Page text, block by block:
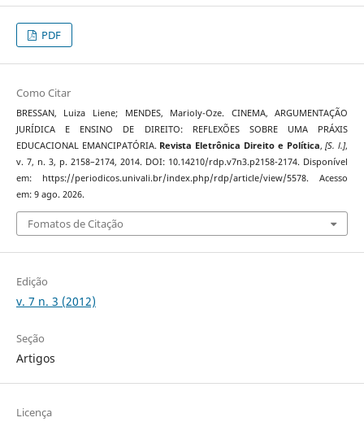
PDF
Como Citar
BRESSAN, Luiza Liene; MENDES, Marioly-Oze. CINEMA, ARGUMENTAÇÃO
JURÍDICA E ENSINO DE DIREITO: REFLEXÕES SOBRE UMA PRÁXIS
EDUCACIONAL EMANCIPATÓRIA. Revista Eletrônica Direito e Política,[S. l.],
v. 7, n. 3, p. 2158–2174, 2014. DOI: 10.14210/rdp.v7n3.p2158-2174. Disponível
em: https://periodicos.univali.br/index.php/rdp/article/view/5578. Acesso
em: 9 ago. 2026.
Fomatos de Citação
Edição
v. 7 n. 3 (2012)
Seção
Artigos
Licença